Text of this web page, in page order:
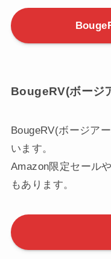
BougeRV(ボージ
BougeRV(ボージア
います。
Amazon限定セール
もあります。